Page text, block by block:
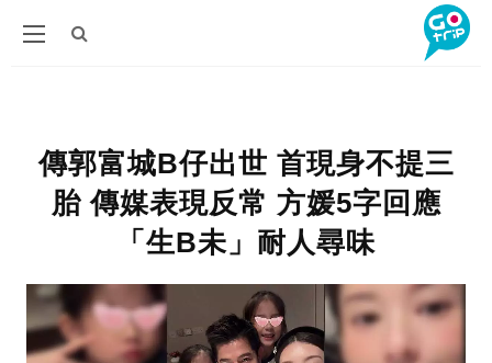
傳郭富城B仔出世 首現身不提三
胎 傳媒表現反常 方媛5字回應
「生B未」耐人尋味